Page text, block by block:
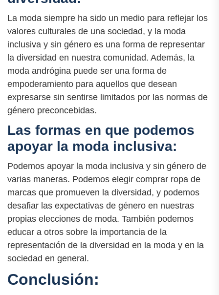
La moda siempre ha sido un medio para reflejar los
valores culturales de una sociedad, y la moda
inclusiva y sin género es una forma de representar
la diversidad en nuestra comunidad. Además, la
moda andrógina puede ser una forma de
empoderamiento para aquellos que desean
expresarse sin sentirse limitados por las normas de
género preconcebidas.
Las formas en que podemos
apoyar la moda inclusiva:
Podemos apoyar la moda inclusiva y sin género de
varias maneras. Podemos elegir comprar ropa de
marcas que promueven la diversidad, y podemos
desafiar las expectativas de género en nuestras
propias elecciones de moda. También podemos
educar a otros sobre la importancia de la
representación de la diversidad en la moda y en la
sociedad en general.
Conclusión: